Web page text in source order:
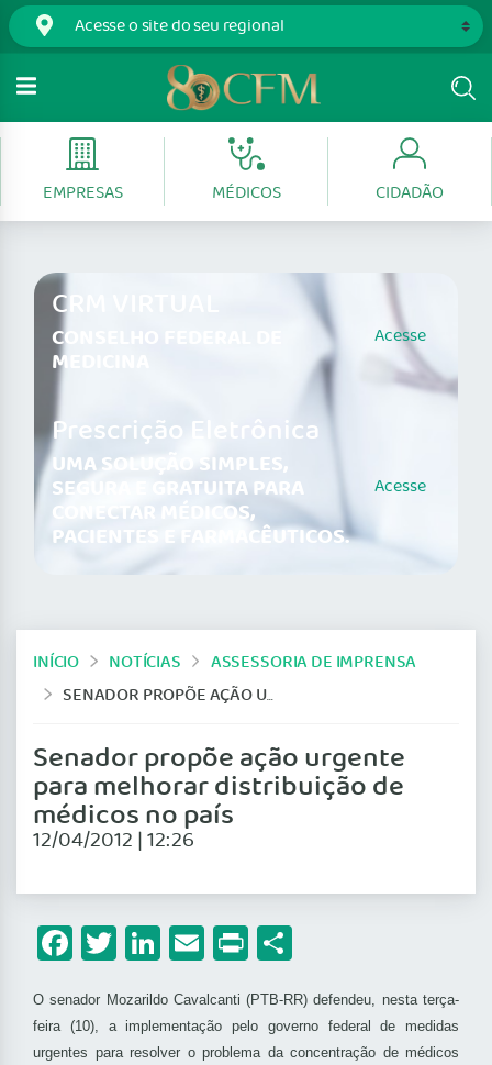
EMPRESAS MÉDICOS CIDADÃO
CRM VIRTUAL
CONSELHO FEDERAL DE
MEDICINA
Acesse
Prescrição Eletrônica
UMA SOLUÇÃO SIMPLES,
SEGURA E GRATUITA PARA
CONECTAR MÉDICOS,
PACIENTES E FARMACÊUTICOS.
Acesse
INÍCIO NOTÍCIAS
ASSESSORIA DE IMPRENSA
SENADOR PROPÕE AÇÃO URGENTE PARA MELHORAR DISTRIBUIÇÃO DE MÉDICOS NO PAÍS
Senador propõe ação urgente
para melhorar distribuição de
médicos no país
12/04/2012 | 12:26
Facebook
Twitter
LinkedIn
Email
Print
O senador Mozarildo Cavalcanti (PTB-RR) defendeu, nesta terça-
feira (10), a implementação pelo governo federal de medidas
urgentes para resolver o problema da concentração de médicos